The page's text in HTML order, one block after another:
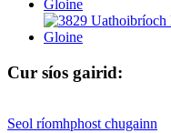
Cur síos gairid:
Seol ríomhphost chugainn